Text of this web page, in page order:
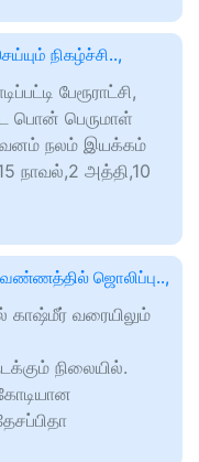
நிகழ்ச்சி..,
பேரூராட்சி,
பொன் பெருமாள்
வனம் நலம் இயக்கம்
நாவல்,2 அத்தி,10
ஜொலிப்பு..,
காஷ்மீர் வரையிலும்
நிலையில்.